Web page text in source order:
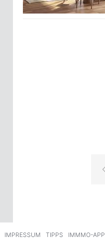
IMPRESSUM TIPPS IMMMO-APP